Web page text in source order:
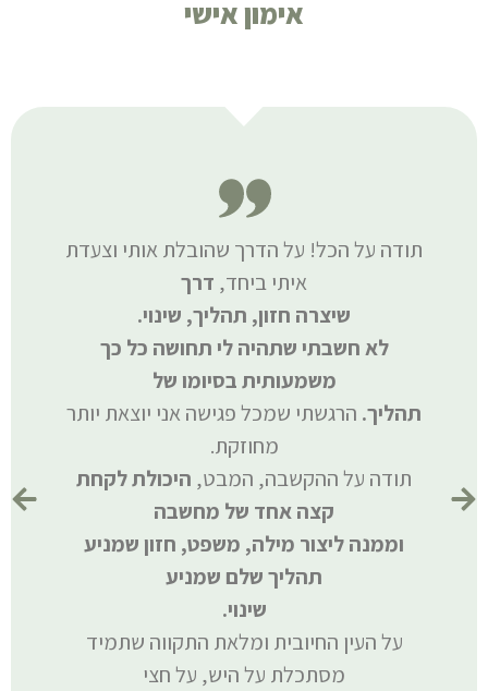
אימון אישי
תודה על הכל! על הדרך שהובלת אותי וצעדת
איתי ביחד, דרך
שיצרה חזון, תהליך, שינוי.
לא חשבתי שתהיה לי תחושה כל כך
משמעותית בסיומו של
תהליך. הרגשתי שמכל פגישה אני יוצאת יותר
מחוזקת.
תודה על ההקשבה, המבט, היכולת לקחת
קצה אחד של מחשבה
וממנה ליצור מילה, משפט, חזון שמניע
תהליך שלם שמניע
שינוי.
על העין החיובית ומלאת התקווה שתמיד
מסתכלת על היש, על חצי